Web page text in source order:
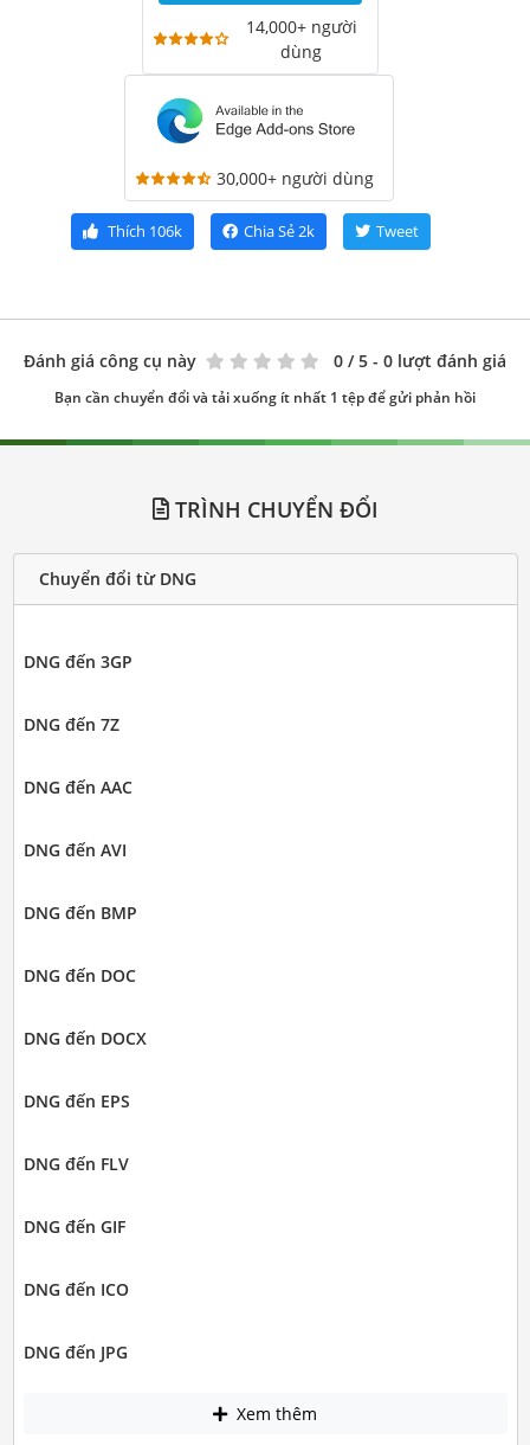
14,000+ người
dùng
30,000+ người dùng
Thích 106k Chia Sẻ2k Tweet
Đánh giá công cụ này 0 / 5 - 0 lượt đánh giá
Bạn cần chuyển đổi và tải xuống ít nhất 1 tệp để gửi phản hồi
TRÌNH CHUYỂN ĐỔI
Chuyển đổi từ DNG
DNG đến 3GP
DNG đến 7Z
DNG đến AAC
DNG đến AVI
DNG đến BMP
DNG đến DOC
DNG đến DOCX
DNG đến EPS
DNG đến FLV
DNG đến GIF
DNG đến ICO
DNG đến JPG
Xem thêm